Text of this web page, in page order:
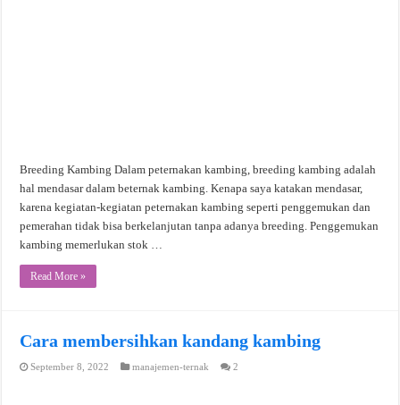
Breeding Kambing Dalam peternakan kambing, breeding kambing adalah
hal mendasar dalam beternak kambing. Kenapa saya katakan mendasar,
karena kegiatan-kegiatan peternakan kambing seperti penggemukan dan
pemerahan tidak bisa berkelanjutan tanpa adanya breeding. Penggemukan
kambing memerlukan stok …
Read More »
Cara membersihkan kandang kambing
September 8, 2022 manajemen-ternak 2